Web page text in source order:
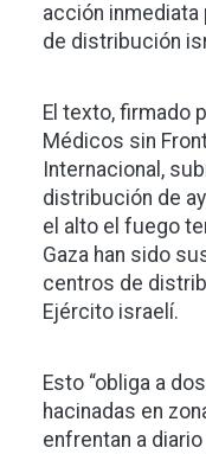
acción inmediata
de distribución
El texto, firmado
Médicos sin
Internacional,
distribución de
el alto el fuego
Gaza han sido
centros de
Ejército israelí.
Esto “obliga a
hacinadas en
enfrentan a